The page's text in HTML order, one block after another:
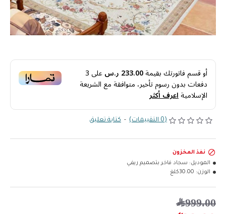
أو قسم فاتورتك بقيمة233.00 ر.س على3
دفعات بدون رسوم تأخير، متوافقة مع الشريعة
الإسلاميةاعرف أكثر
(0 التقييمات) - كتابة تعليق
999.00﷼
نفذ المخزون
الموديل: سجاد فاخر بتصميم ريفي
الوزن: 30.00كلغ